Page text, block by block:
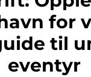
for
til
eventyr